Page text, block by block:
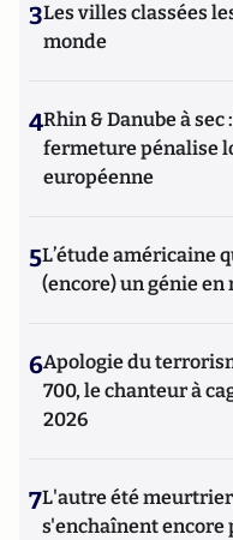
3Les villes classées
monde
4Rhin & Danube à sec
fermeture pénalise
européenne
5L’étude américaine
(encore) un génie en
6Apologie du
700, le chanteur à
2026
7L'autre été meurtrier
s'enchaînent encore